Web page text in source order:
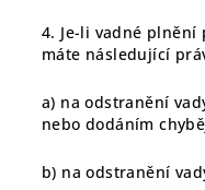
4. Je-li vadné plnění
máte následující
a) na odstranění
nebo dodáním
b) na odstranění